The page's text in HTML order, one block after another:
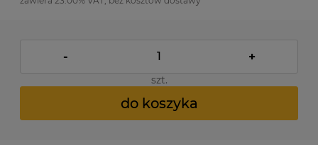
- +
szt.
do koszyka